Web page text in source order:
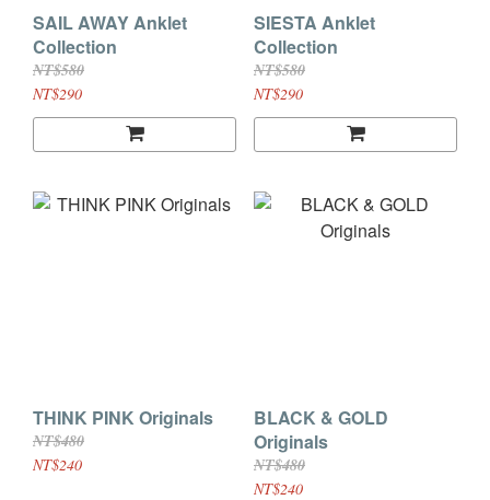
SAIL AWAY Anklet
Collection
NT$580
NT$290
SIESTA Anklet
Collection
NT$580
NT$290
THINK PINK Originals
NT$480
NT$240
BLACK & GOLD
Originals
NT$480
NT$240